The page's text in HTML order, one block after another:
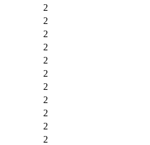
2
2
2
2
2
2
2
2
2
2
2